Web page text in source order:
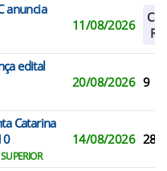
anuncia
11/08/2026
edital
20/08/2026 9
Catarina
14/08/2026 28